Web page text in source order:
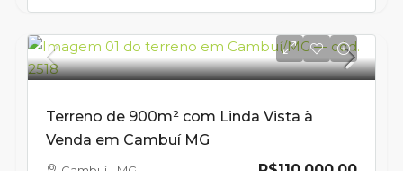
Terreno de 900m² com Linda Vista à
Venda em Cambuí MG